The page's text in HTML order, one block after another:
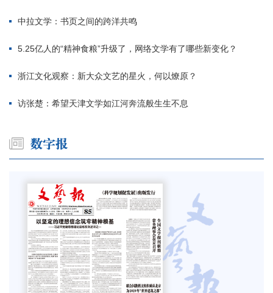
中拉文学：书页之间的跨洋共鸣
5.25亿人的“精神食粮”升级了，网络文学有了哪些新变化？
浙江文化观察：新大众文艺的星火，何以燎原？
访张楚：希望天津文学如江河奔流般生生不息